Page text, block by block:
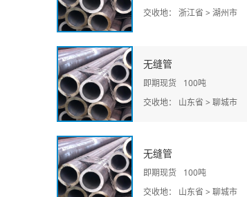
交收地： 浙江省 > 湖州市
无缝管
即期现货
100吨
交收地： 山东省 > 聊城市
无缝管
即期现货
100吨
交收地： 山东省 > 聊城市